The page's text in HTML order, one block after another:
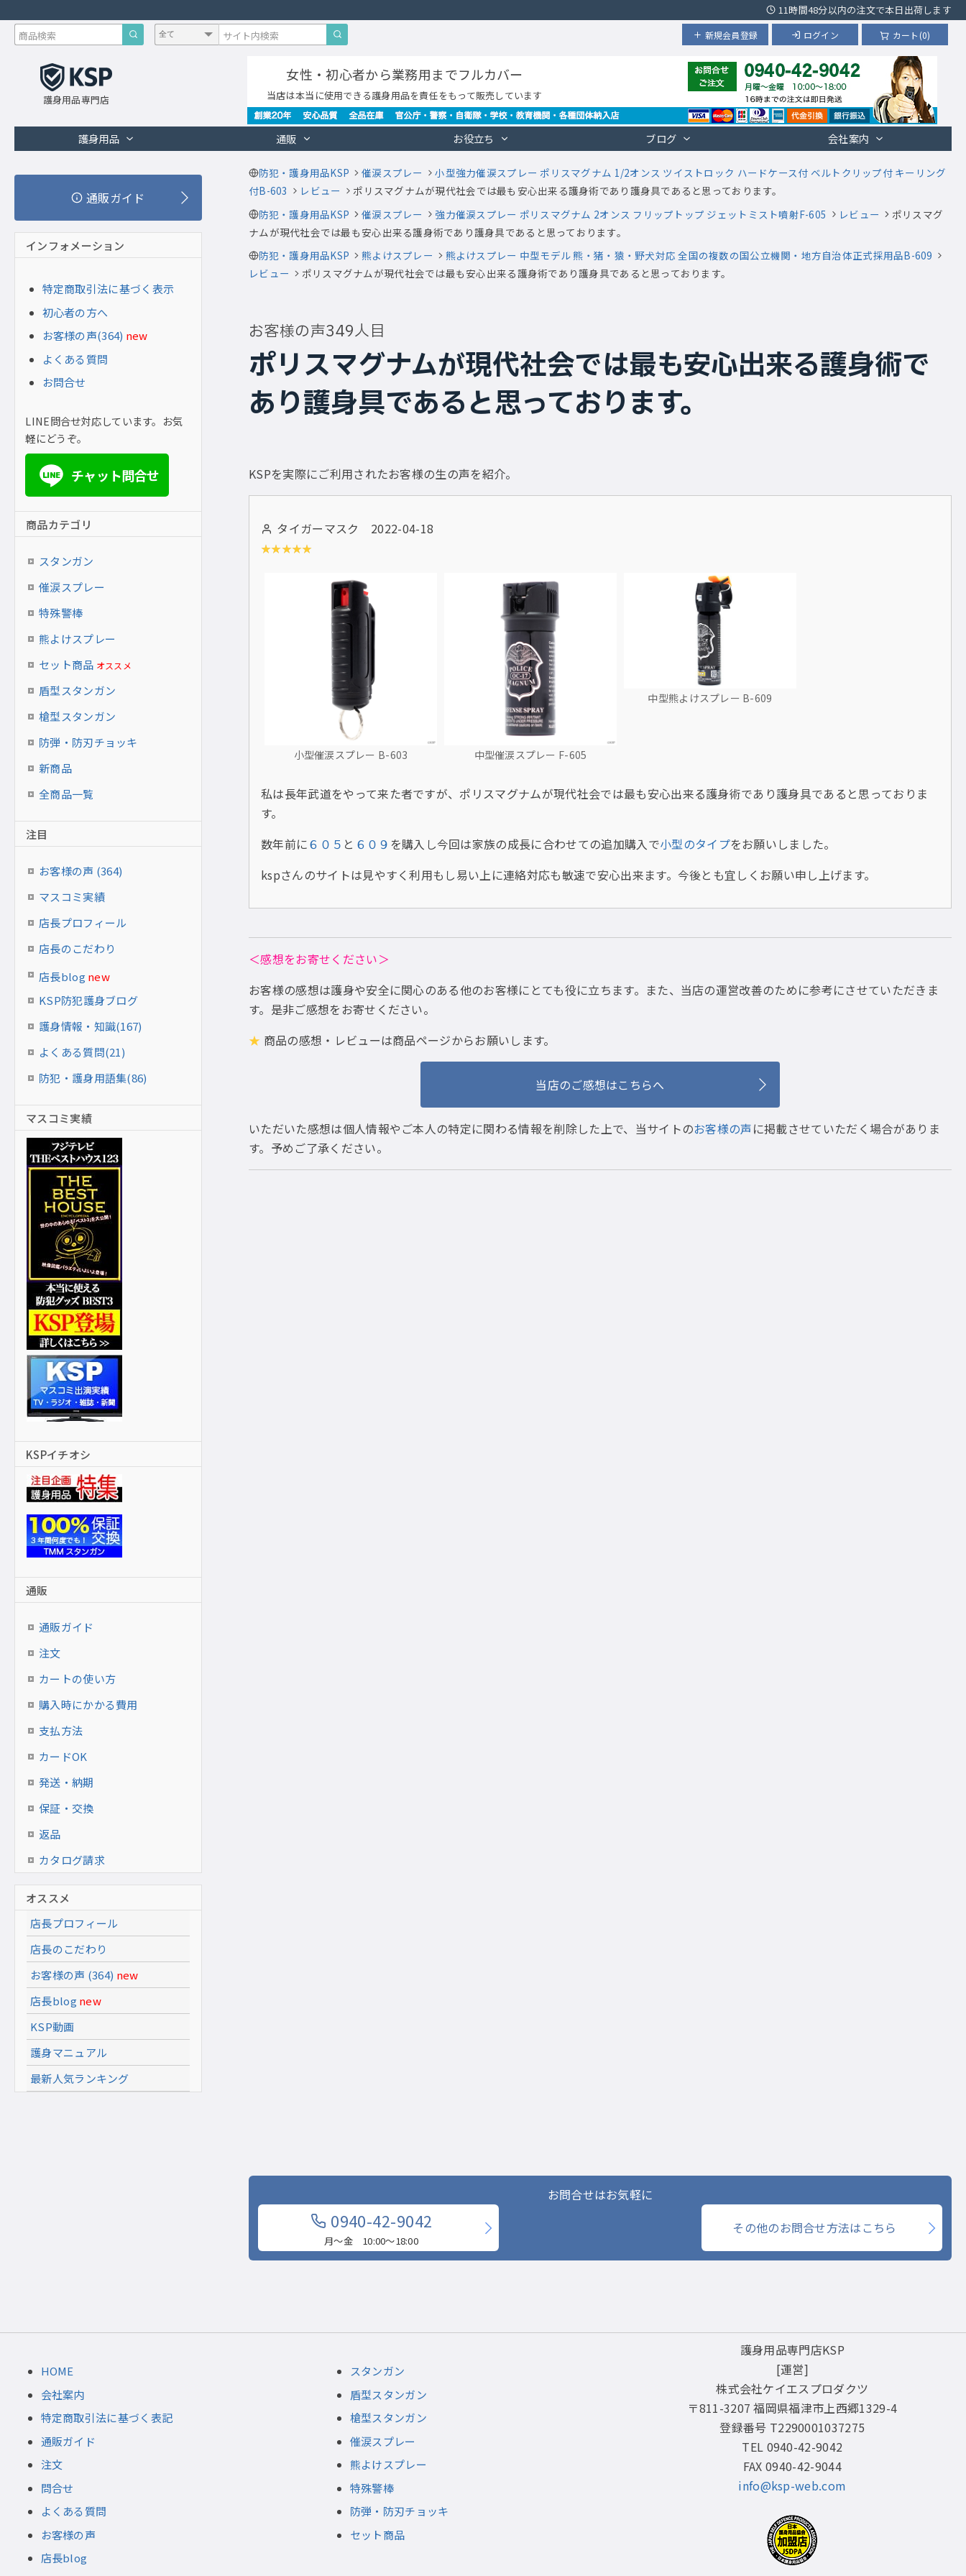
11時間48分以内の注文で本日出荷します
カート(0)
ログイン
新規会員登録
護身用品専門店
女性・初心者から業務用までフルカバー
当店は本当に使用できる護身用品を責任をもって販売しています
護身用品 通販 お役立ち ブログ 会社案内
防犯・護身用品KSP 催涙スプレー
小型強力催涙スプレー ポリスマグナム 1/2オンス ツイストロック ハードケース付 ベルトクリップ付 キーリング
付B-603
レビュー
ポリスマグナムが現代社会では最も安心出来る護身術であり護身具であると思っております。
防犯・護身用品KSP
催涙スプレー 強力催涙スプレー ポリスマグナム 2オンス フリップトップ ジェットミスト噴射F-605 レビュー
ポリスマグ
ナムが現代社会では最も安心出来る護身術であり護身具であると思っております。
防犯・護身用品KSP
熊よけスプレー
熊よけスプレー 中型モデル 熊・猪・猿・野犬対応 全国の複数の国公立機関・地方自治体正式採用品B-609
レビュー
ポリスマグナムが現代社会では最も安心出来る護身術であり護身具であると思っております。
お客様の声349人目
ポリスマグナムが現代社会では最も安心出来る護身術で
あり護身具であると思っております。
KSPを実際にご利用されたお客様の生の声を紹介。
タイガーマスク 2022-04-18
小型催涙スプレー B-603 中型催涙スプレー F-605
中型熊よけスプレー B-609
私は長年武道をやって来た者ですが、ポリスマグナムが現代社会では最も安心出来る護身術であり護身具であると思っておりま
す。
数年前に６０５ と ６０９ を購入し今回は家族の成長に合わせての追加購入で小型のタイプをお願いしました。
kspさんのサイトは見やすく利用もし易い上に連絡対応も敏速で安心出来ます。今後とも宜しくお願い申し上げます。
＜感想をお寄せください＞
お客様の感想は護身や安全に関心のある他のお客様にとても役に立ちます。また、当店の運営改善のために参考にさせていただきま
す。是非ご感想をお寄せください。
★ 商品の感想・レビューは商品ページからお願いします。
当店のご感想はこちらへ
いただいた感想は個人情報やご本人の特定に関わる情報を削除した上で、当サイトのお客様の声に掲載させていただく場合がありま
す。予めご了承ください。
通販ガイド
インフォメーション
特定商取引法に基づく表示
初心者の方へ
お客様の声(364) new
よくある質問
お問合せ
LINE問合せ対応しています。お気
軽にどうぞ。
LINE チャット問合せ
商品カテゴリ
スタンガン
催涙スプレー
特殊警棒
熊よけスプレー
セット商品 オススメ
盾型スタンガン
槍型スタンガン
防弾・防刃チョッキ
新商品
全商品一覧
注目
お客様の声 (364)
マスコミ実績
店長プロフィール
店長のこだわり
店長blog new
KSP防犯護身ブログ
護身情報・知識(167)
よくある質問(21)
防犯・護身用語集(86)
マスコミ実績
KSPイチオシ
通販
通販ガイド
注文
カートの使い方
購入時にかかる費用
支払方法
カードOK
発送・納期
保証・交換
返品
カタログ請求
オススメ
店長プロフィール
店長のこだわり
お客様の声 (364) new
店長blog new
KSP動画
護身マニュアル
最新人気ランキング
お問合せはお気軽に
0940-42-9042
月〜金 10:00〜18:00
その他のお問合せ方法はこちら
HOME
会社案内
特定商取引法に基づく表記
通販ガイド
注文
問合せ
よくある質問
お客様の声
店長blog
スタンガン
盾型スタンガン
槍型スタンガン
催涙スプレー
熊よけスプレー
特殊警棒
防弾・防刃チョッキ
セット商品
護身用品専門店KSP
[運営]
株式会社ケイエスプロダクツ
〒811-3207 福岡県福津市上西郷1329-4
登録番号 T2290001037275
TEL 0940-42-9042
FAX 0940-42-9044
info@ksp-web.com